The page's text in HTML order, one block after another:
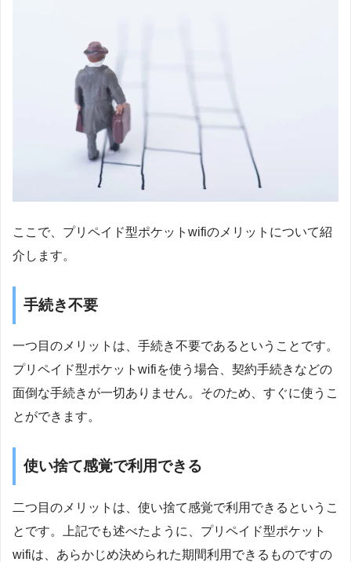
ここで、プリペイド型ポケットwifiのメリットについて紹
介します。
手続き不要
一つ目のメリットは、手続き不要であるということです。
プリペイド型ポケットwifiを使う場合、契約手続きなどの
面倒な手続きが一切ありません。そのため、すぐに使うこ
とができます。
使い捨て感覚で利用できる
二つ目のメリットは、使い捨て感覚で利用できるというこ
とです。上記でも述べたように、プリペイド型ポケット
wifiは、あらかじめ決められた期間利用できるものですの